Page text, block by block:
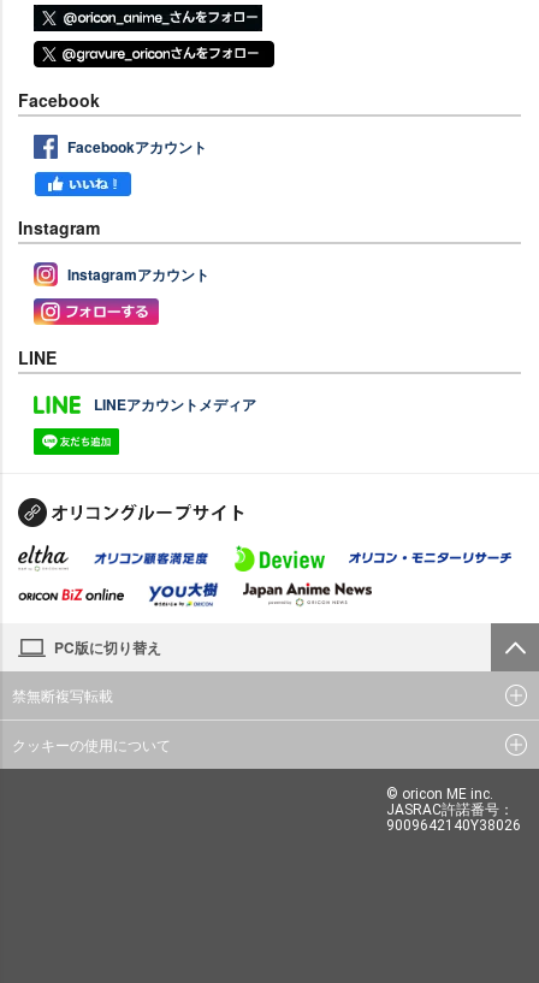
Facebook
Facebookアカウント
Instagram
Instagramアカウント
LINE
LINEアカウントメディア
PC版に切り替え
禁無断複写転載
クッキーの使用について
© oricon ME inc.
JASRAC許諾番号：
9009642140Y38026